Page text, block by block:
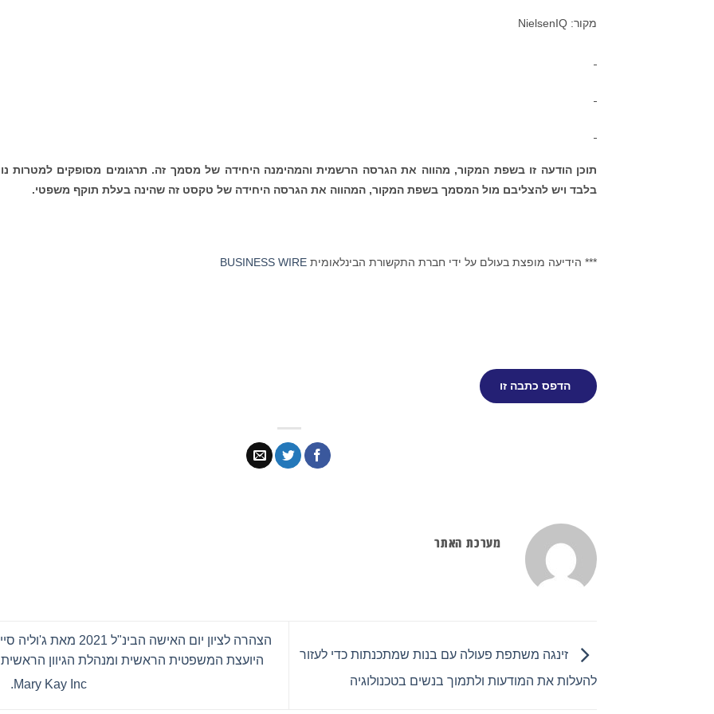
מקור: NielsenIQ
תוכן הודעה זו בשפת המקור, מהווה את הגרסה הרשמית והמהימנה היחידה של מסמך זה. תרגומים מסופקים למטרות
בלבד ויש להצליבם מול המסמך בשפת המקור, המהווה את הגרסה היחידה של טקסט זה שהינה בעלת תוקף משפטי.
*** הידיעה מופצת בעולם על ידי חברת התקשורת הבינלאומית BUSINESS WIRE
הדפס כתבה זו
מערכת האתר
זינגה משתפת פעולה עם בנות שמתכנתות כדי לעזור
להעלות את המודעות ולתמוך בנשים בטכנולוגיה
הצהרה לציון יום האישה הבינ"ל 2021 מאת
היועצת המשפטית הראשית ומנהלת הגיוון
Mary Kay Inc.